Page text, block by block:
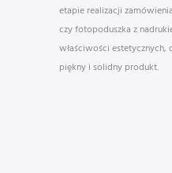
etapie realizacji
czy fotopoduszka z
właściwości estetycznych,
piękny i solidny produkt.